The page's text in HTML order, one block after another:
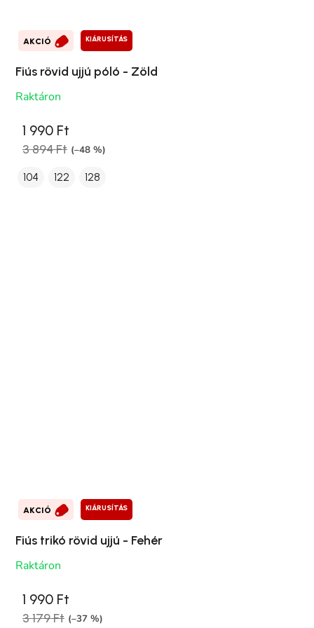
AKCIÓ KIÁRUSÍTÁS
Fiús rövid ujjú póló - Zöld
Raktáron
1 990 Ft
3 894 Ft (–48 %)
104 122 128
AKCIÓ KIÁRUSÍTÁS
Fiús trikó rövid ujjú - Fehér
Raktáron
1 990 Ft
3 179 Ft (–37 %)